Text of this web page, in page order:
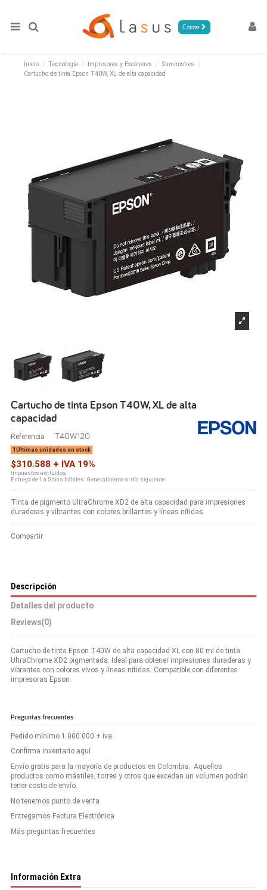
Cotizar
Inicio Tecnología Impresoras y Escáneres
Suministros
Cartucho de tinta Epson T40W, XL de alta capacidad
Cartucho de tinta Epson T40W, XL de alta
capacidad
Referencia T40W120
Últimas unidades en stock
$310.588 + IVA 19%
Impuestos excluidos
Entrega de 1 a 5 días hábiles. Generalmente al día siguiente.
Tinta de pigmento UltraChrome XD2 de alta capacidad para impresiones
duraderas y vibrantes con colores brillantes y líneas nítidas.
Compartir
Descripción
Detalles del producto
Reviews(0)
Cartucho de tinta Epson T40W de alta capacidad XL con 80 ml de tinta
UltraChrome XD2 pigmentada. Ideal para obtener impresiones duraderas y
vibrantes con colores vivos y líneas nítidas. Compatible con diferentes
impresoras Epson.
Preguntas frecuentes
Pedido mínimo 1.000.000 + iva
Confirma inventario aquí
Envío gratis para la mayoría de productos en Colombia. Aquellos
productos como mástiles, torres y otros que excedan un volumen podrán
tener costo de envío.
No tenemos punto de venta
Entregamos Factura Electrónica
Más preguntas frecuentes
Información Extra